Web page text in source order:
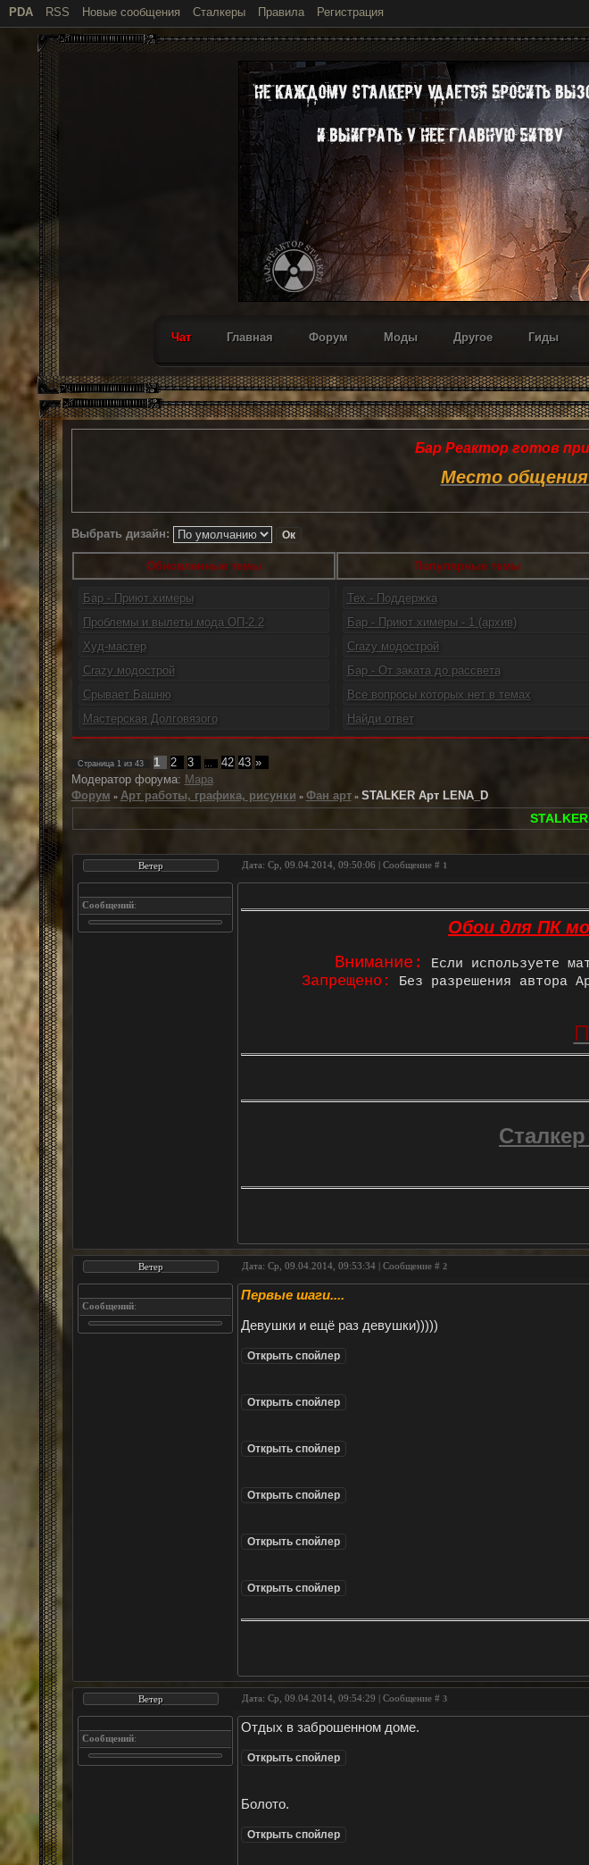
PDA RSS Новые сообщения Сталкеры Правила Регистрация
Чат Главная Форум Моды Другое Гиды
Бар Реактор готов
Место
Выбрать дизайн:
Обновленные темы Популярные темы
Бар - Приют химеры
Проблемы и вылеты мода ОП-2.2
Худ-мастер
Crazy модострой
Срывает Башню
Мастерская Долговязого
Тех - Поддержка
Бар - Приют химеры - 1 (архив)
Crazy модострой
Бар - От заката до рассвета
Все вопросы которых нет в темах
Найди ответ
Страница 1из 43 1 2 3 … 42 43 »
Модератор форума: Мара
Форум » Арт работы, графика, рисунки » Фан арт » STALKER Арт LENA_D
Ветер Дата: Ср, 09.04.2014, 09:50:06 | Сообщение # 1
Сообщений:
Обои для ПК
Внимание: Если используете
Запрещено: Без разрешения автора
Ветер Дата: Ср, 09.04.2014, 09:53:34 | Сообщение # 2
Сообщений:
Первые шаги....
Девушки и ещё раз девушки)))))
Ветер Дата: Ср, 09.04.2014, 09:54:29 | Сообщение # 3
Сообщений:
Отдых в заброшенном доме.
Болото.